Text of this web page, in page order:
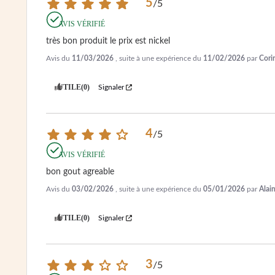
5/5
AVIS VÉRIFIÉ
très bon produit le prix est nickel
Avis du 11/03/2026 , suite à une expérience du 11/02/2026 par
UTILE(0) Signaler
4/5
AVIS VÉRIFIÉ
bon gout agreable
Avis du 03/02/2026 , suite à une expérience du 05/01/2026 par
UTILE(0) Signaler
3/5